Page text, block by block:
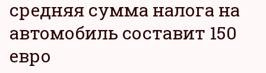
средняя сумма налога на
автомобиль составит 150
евро